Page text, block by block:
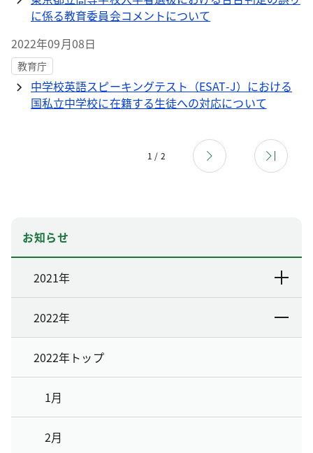
に係る教育委員会コメントについて
2022年09月08日
教育庁
中学校英語スピーキングテスト（ESAT-J）における
国私立中学校に在籍する生徒への対応について
1 / 2
お知らせ
2021年
2022年
2022年トップ
1月
2月